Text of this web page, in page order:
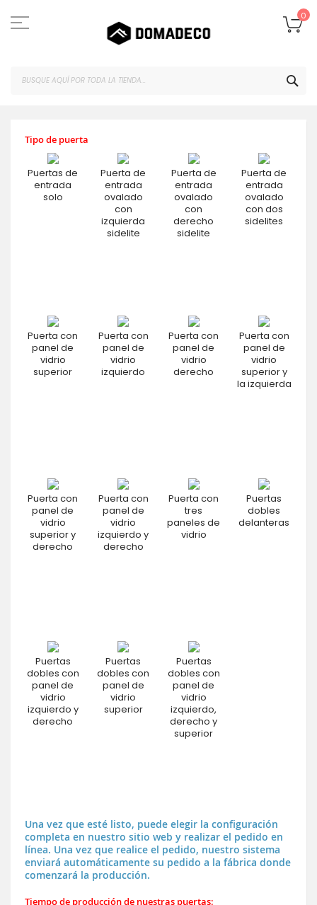
al
contenido
0
Tipo de puerta
Puertas de
entrada
solo
Puerta de
entrada
ovalado
con
izquierda
sidelite
Puerta de
entrada
ovalado
con
derecho
sidelite
Puerta de
entrada
ovalado
con dos
sidelites
Puerta con
panel de
vidrio
superior
Puerta con
panel de
vidrio
izquierdo
Puerta con
panel de
vidrio
derecho
Puerta con
panel de
vidrio
superior y
la izquierda
Puerta con
panel de
vidrio
superior y
derecho
Puerta con
panel de
vidrio
izquierdo y
derecho
Puerta con
tres
paneles de
vidrio
Puertas
dobles
delanteras
Puertas
dobles con
panel de
vidrio
izquierdo y
derecho
Puertas
dobles con
panel de
vidrio
superior
Puertas
dobles con
panel de
vidrio
izquierdo,
derecho y
superior
Una vez que esté listo, puede elegir la configuración
completa en nuestro sitio web y realizar el pedido en
línea. Una vez que realice el pedido, nuestro sistema
enviará automáticamente su pedido a la fábrica donde
comenzará la producción.
Tiempo de producción de nuestras puertas: